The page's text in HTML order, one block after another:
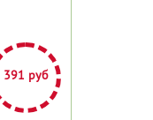
391 руб